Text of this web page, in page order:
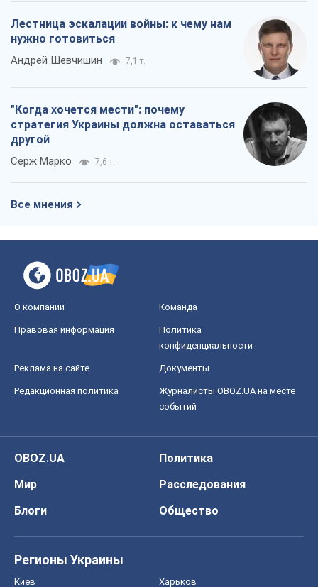
Лестница эскалации войны: к чему нам
нужно готовиться
Андрей Шевчишин 7,1 т.
"Когда хочется мести": почему
стратегия Украины должна оставаться
другой
Серж Марко 7,6 т.
Все мнения
О компании Команда
Правовая информация
Политика
конфиденциальности
Реклама на сайте Документы
Редакционная политика
Журналисты OBOZ.UA на месте
событий
OBOZ.UA
Политика
Мир
Расследования
Блоги
Общество
Регионы Украины
Киев Харьков